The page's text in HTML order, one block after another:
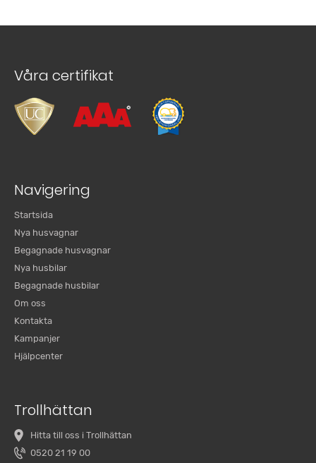
Våra certifikat
Navigering
Startsida
Nya husvagnar
Begagnade husvagnar
Nya husbilar
Begagnade husbilar
Om oss
Kontakta
Kampanjer
Hjälpcenter
Trollhättan
Hitta till oss i Trollhättan
0520 21 19 00